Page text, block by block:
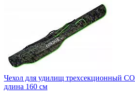
Чехол для удилищ трехсекционный
длина 160 см